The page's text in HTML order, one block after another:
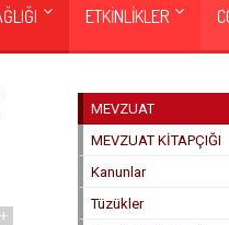
ETKİNLİKLER
+
MEVZUAT
MEVZUAT KİTAPÇIĞI
Kanunlar
Tüzükler